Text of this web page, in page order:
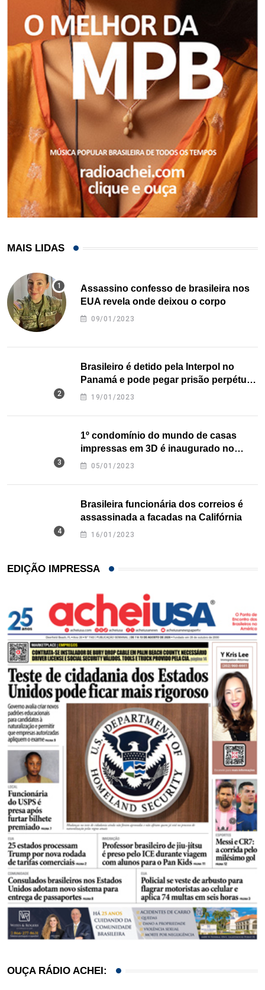
MAIS LIDAS
Assassino confesso de brasileira nos
EUA revela onde deixou o corpo
09/01/2023
Brasileiro é detido pela Interpol no
Panamá e pode pegar prisão perpétua
nos EUA
19/01/2023
1º condomínio do mundo de casas
impressas em 3D é inaugurado no
Texas
05/01/2023
Brasileira funcionária dos correios é
assassinada a facadas na Califórnia
16/01/2023
EDIÇÃO IMPRESSA
OUÇA RÁDIO ACHEI: